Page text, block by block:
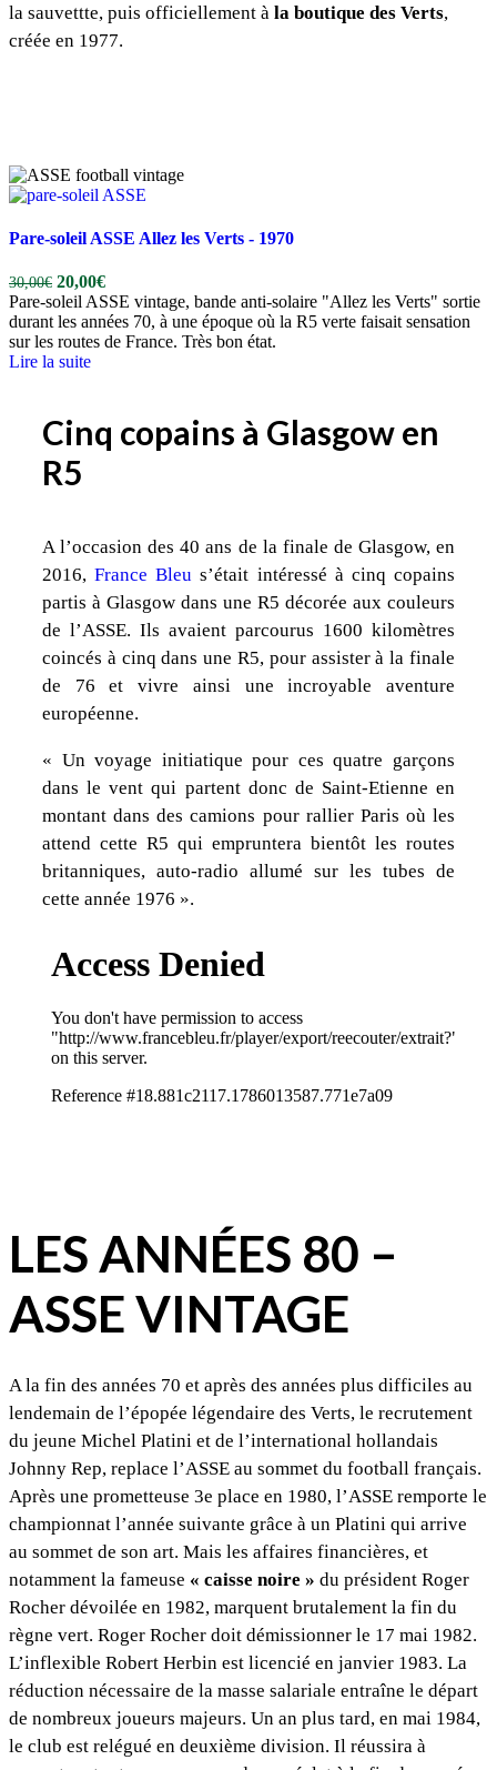
la sauvettte, puis officiellement à la boutique des Verts,
créée en 1977.
Pare-soleil ASSE Allez les Verts - 1970
30,00€ 20,00€
Pare-soleil ASSE vintage, bande anti-solaire "Allez les Verts" sortie
durant les années 70, à une époque où la R5 verte faisait sensation
sur les routes de France. Très bon état.
Lire la suite
Cinq copains à Glasgow en
R5
A l’occasion des 40 ans de la finale de Glasgow, en
2016,France Bleu s’était intéressé à cinq copains
partis à Glasgow dans une R5 décorée aux couleurs
de l’ASSE. Ils avaient parcourus 1600 kilomètres
coincés à cinq dans une R5, pour assister à la finale
de 76 et vivre ainsi une incroyable aventure
européenne.
« Un voyage initiatique pour ces quatre garçons
dans le vent qui partent donc de Saint-Etienne en
montant dans des camions pour rallier Paris où les
attend cette R5 qui empruntera bientôt les routes
britanniques, auto-radio allumé sur les tubes de
cette année 1976 ».
LES ANNÉES 80 –
ASSE VINTAGE
A la fin des années 70 et après des années plus difficiles au
lendemain de l’épopée légendaire des Verts, le recrutement
du jeune Michel Platini et de l’international hollandais
Johnny Rep, replace l’ASSE au sommet du football français.
Après une prometteuse 3e place en 1980, l’ASSE remporte le
championnat l’année suivante grâce à un Platini qui arrive
au sommet de son art. Mais les affaires financières, et
notamment la fameuse « caisse noire » du président Roger
Rocher dévoilée en 1982, marquent brutalement la fin du
règne vert. Roger Rocher doit démissionner le 17 mai 1982.
L’inflexible Robert Herbin est licencié en janvier 1983. La
réduction nécessaire de la masse salariale entraîne le départ
de nombreux joueurs majeurs. Un an plus tard, en mai 1984,
le club est relégué en deuxième division. Il réussira à